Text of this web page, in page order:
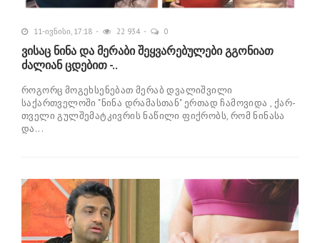
11-ივნისი, 17:18 22 934 0
ვისაც ნინა და მერაბი შეყვარებულები გგონიათ
ძალიან ცდებით -..
როგორც მოგეხსენებათ მერაბ დვალიშვილი
საქართველოში "ნინა დრამასთან" ერთად ჩამოვიდა , ქარ­
თვე­ლი გულ­შე­მატ­კივ­რის ნა­წი­ლი ფიქ­რობს, რომ ნი­ნა­სა
და...